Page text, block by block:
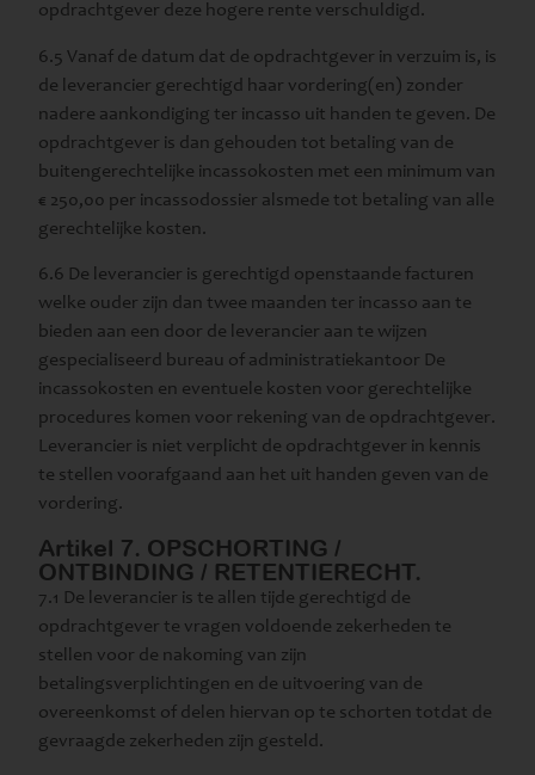
opdrachtgever deze hogere rente verschuldigd.
6.5 Vanaf de datum dat de opdrachtgever in verzuim is, is
de leverancier gerechtigd haar vordering(en) zonder
nadere aankondiging ter incasso uit handen te geven. De
opdrachtgever is dan gehouden tot betaling van de
buitengerechtelijke incassokosten met een minimum van
€ 250,00 per incassodossier alsmede tot betaling van alle
gerechtelijke kosten.
6.6 De leverancier is gerechtigd openstaande facturen
welke ouder zijn dan twee maanden ter incasso aan te
bieden aan een door de leverancier aan te wijzen
gespecialiseerd bureau of administratiekantoor De
incassokosten en eventuele kosten voor gerechtelijke
procedures komen voor rekening van de opdrachtgever.
Leverancier is niet verplicht de opdrachtgever in kennis
te stellen voorafgaand aan het uit handen geven van de
vordering.
Artikel 7. OPSCHORTING /
ONTBINDING / RETENTIERECHT.
7.1 De leverancier is te allen tijde gerechtigd de
opdrachtgever te vragen voldoende zekerheden te
stellen voor de nakoming van zijn
betalingsverplichtingen en de uitvoering van de
overeenkomst of delen hiervan op te schorten totdat de
gevraagde zekerheden zijn gesteld.